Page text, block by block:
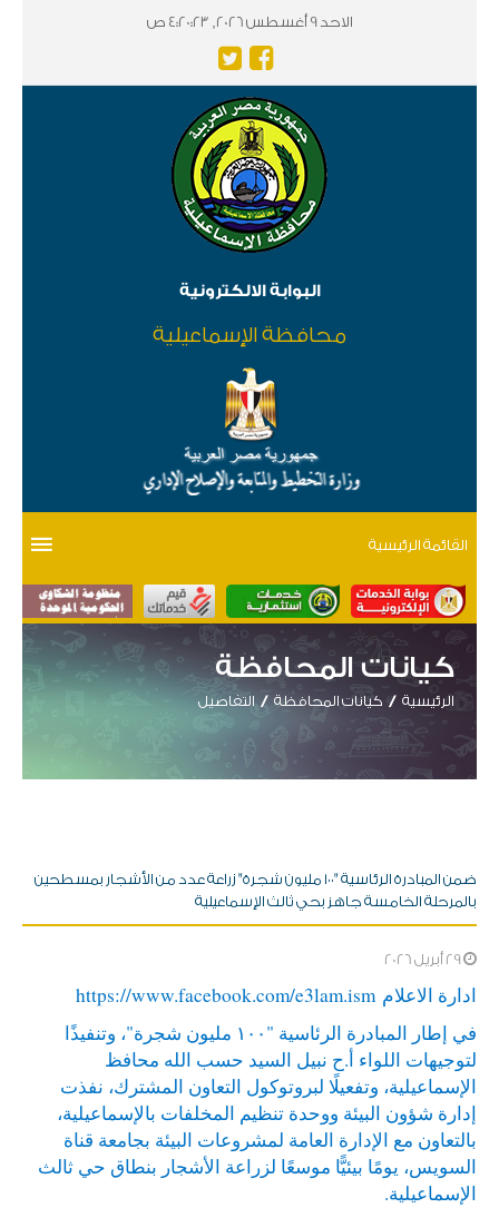
الاحد 9 أغسطس 2026, 4:20:23 ص
البوابة الالكترونية
محافظة الإسماعيلية
القائمة الرئيسية
كيانات المحافظة
الرئيسية كيانات المحافظة التفاصيل
ضمن المبادرة الرئاسية "١٠٠ مليون شجرة" زراعة عدد من الأشجار بمسطحين
بالمرحلة الخامسة جاهز بحي ثالث الإسماعيلية
​ادارة الاعلامhttps://www.facebook.com/e3lam.ism
في إطار المبادرة الرئاسية "١٠٠ مليون شجرة"، وتنفيذًا
لتوجيهات اللواء أ.ح نبيل السيد حسب الله محافظ
الإسماعيلية، وتفعيلًا لبروتوكول التعاون المشترك، نفذت
إدارة شؤون البيئة ووحدة تنظيم المخلفات بالإسماعيلية،
بالتعاون مع الإدارة العامة لمشروعات البيئة بجامعة قناة
السويس، يومًا بيئيًّا موسعًا لزراعة الأشجار بنطاق حي ثالث
الإسماعيلية.